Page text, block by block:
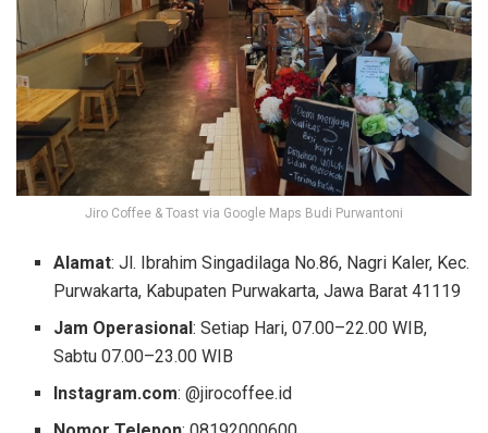
Jiro Coffee & Toast via Google Maps Budi Purwantoni
Alamat: Jl. Ibrahim Singadilaga No.86, Nagri Kaler, Kec.
Purwakarta, Kabupaten Purwakarta, Jawa Barat 41119
Jam Operasional: Setiap Hari, 07.00–22.00 WIB,
Sabtu 07.00–23.00 WIB
Instagram.com: @jirocoffee.id